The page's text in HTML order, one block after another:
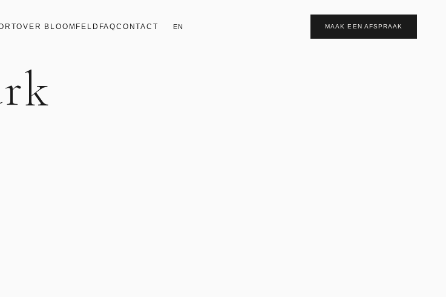
OVER BLOOMFELD FAQCONTACT EN MAAK EEN AFSPRAAK